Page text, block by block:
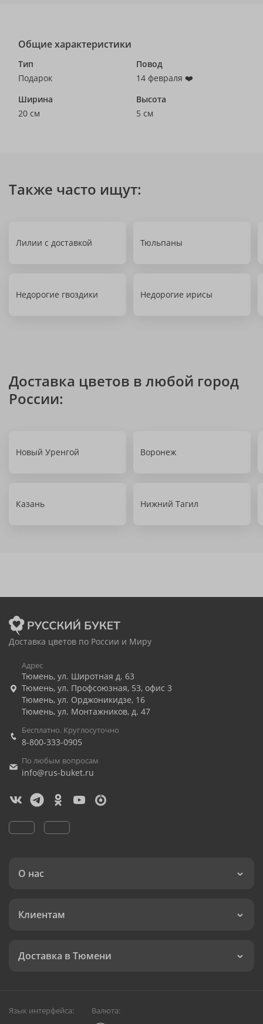
Общие характеристики
Тип
Подарок
Повод
14 февраля ❤️
Ширина
20 см
Высота
5 см
Также часто ищут:
Лилии с доставкой Тюльпаны
Недорогие гвоздики Недорогие ирисы
Доставка цветов в любой город
России:
Новый Уренгой Воронеж
Казань Нижний Тагил
Доставка цветов по России и Миру
Адрес
Тюмень, ул. Широтная д. 63
Тюмень, ул. Профсоюзная, 53, офис 3
Тюмень, ул. Орджоникидзе, 16
Тюмень, ул. Монтажников, д. 47
Бесплатно. Круглосуточно
8-800-333-0905
По любым вопросам
info@rus-buket.ru
О нас
Клиентам
Доставка в Тюмени
Язык интерфейса: Валюта: